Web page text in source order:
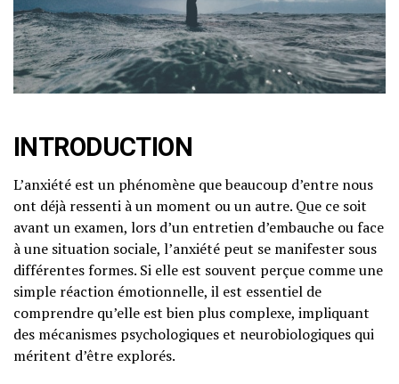
INTRODUCTION
L’anxiété est un phénomène que beaucoup d’entre nous
ont déjà ressenti à un moment ou un autre. Que ce soit
avant un examen, lors d’un entretien d’embauche ou face
à une situation sociale, l’anxiété peut se manifester sous
différentes formes. Si elle est souvent perçue comme une
simple réaction émotionnelle, il est essentiel de
comprendre qu’elle est bien plus complexe, impliquant
des mécanismes psychologiques et neurobiologiques qui
méritent d’être explorés.